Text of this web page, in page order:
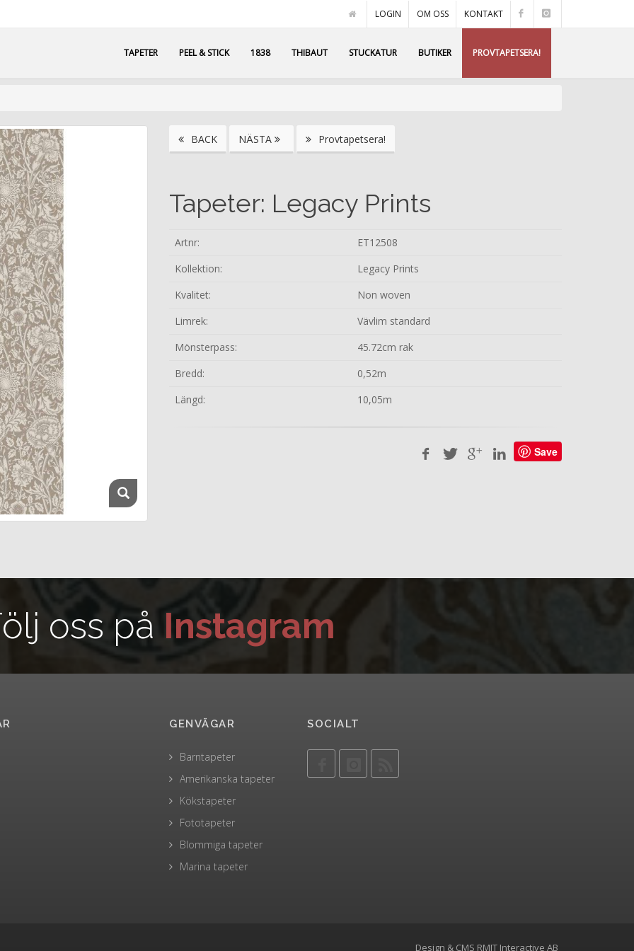
LOGIN OM OSS KONTAKT
TAPETER PEEL & STICK 1838 THIBAUT STUCKATUR BUTIKER PROVTAPETSERA!
BACK NÄSTA Provtapetsera!
Tapeter: Legacy Prints
Artnr:
ET12508
Kollektion:
Legacy Prints
Kvalitet:
Non woven
Limrek:
Vävlim standard
Mönsterpass:
45.72cm rak
Bredd:
0,52m
Längd:
10,05m
Save
oss på Instagram
GENVÄGAR
Barntapeter
Amerikanska tapeter
Kökstapeter
Fototapeter
Blommiga tapeter
Marina tapeter
SOCIALT
Design & CMS RMIT Interactive AB